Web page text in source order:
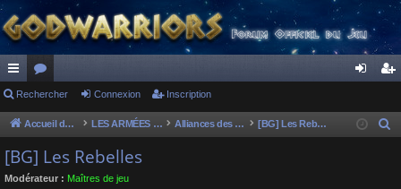
ac
co
ur
ci
or
u
m
s
ne cri
Rechercher Connexion Inscription
Accueil du forum LES ARMÉES DIVINES - FORUMS DE CLAN Alliances des clans [BG] Les Rebelles
[BG] Les Rebelles
Modérateur : Maîtres de jeu